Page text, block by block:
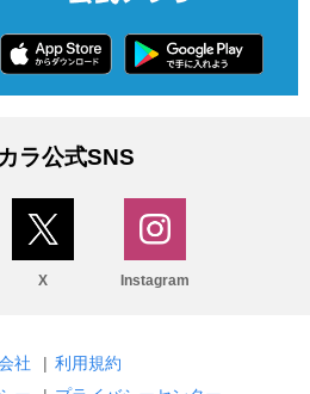
ラ公式SNS
X Instagram
社 | 利用規約